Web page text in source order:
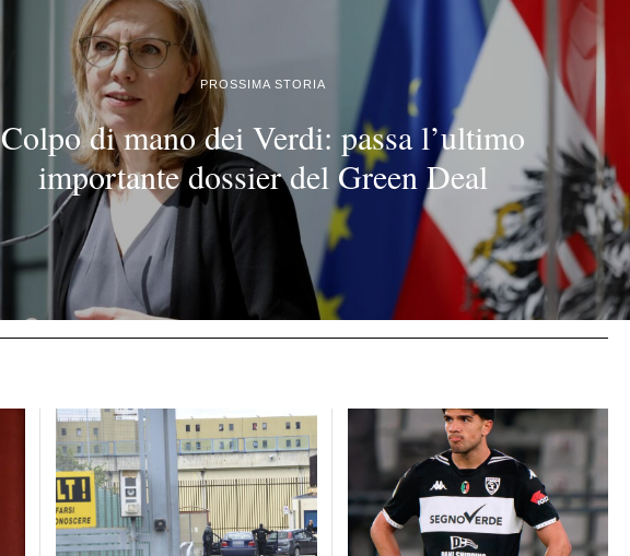
PROSSIMA STORIA
Colpo di mano dei Verdi: passa l’ultimo
importante dossier del Green Deal